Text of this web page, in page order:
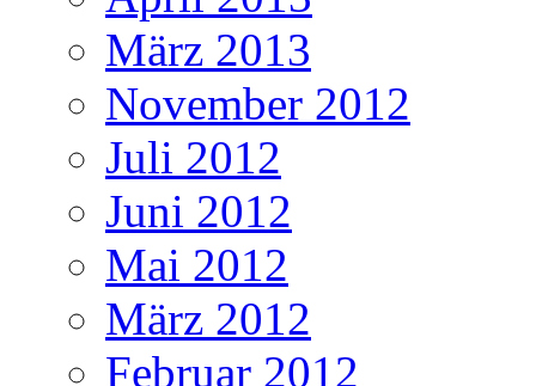
März 2013
November 2012
Juli 2012
Juni 2012
Mai 2012
März 2012
Februar 2012